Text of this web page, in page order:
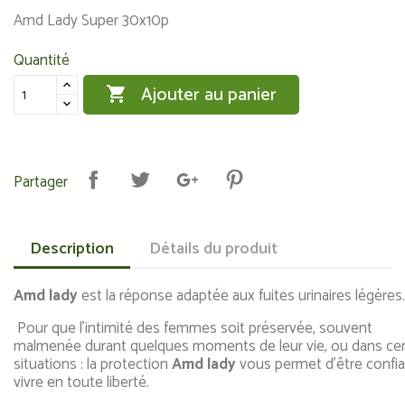
Amd Lady Super 30x10p
Quantité
 Ajouter au panier
Partager
Description Détails du produit
Amd ladyest la réponse adaptée aux fuites urinaires
Pour que l’intimité des femmes soit préservée, souvent
malmenée durant quelques moments de leur vie, ou dans
situations : la protectionAmd ladyvous permet d’être
vivre en toute liberté.